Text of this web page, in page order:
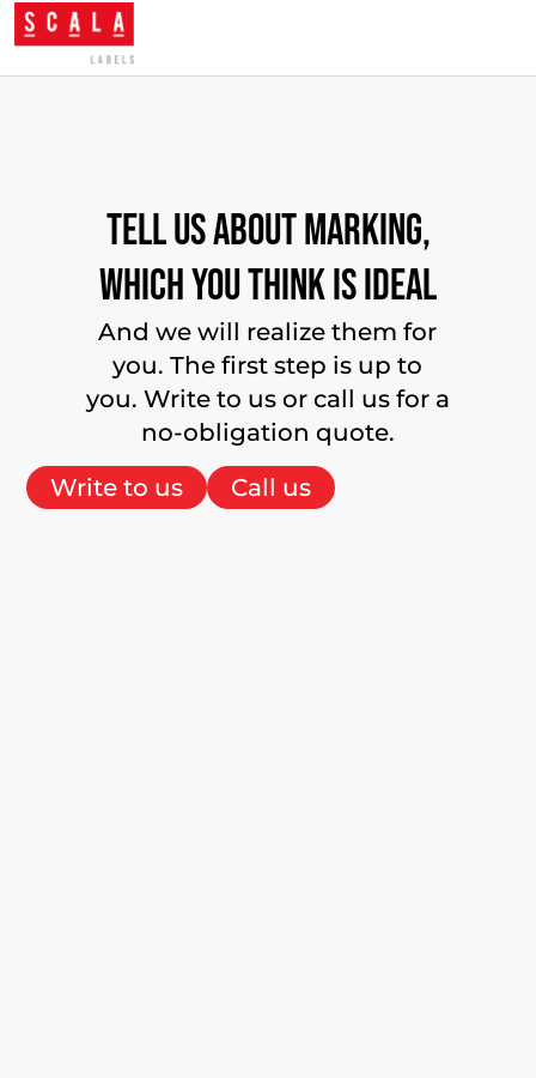
Tellusaboutmarking,
whichyouthinkisideal
And we will realize them for
you. The first step is up to
you. Write to us or call us for a
no-obligation quote.
Write to us
Call us